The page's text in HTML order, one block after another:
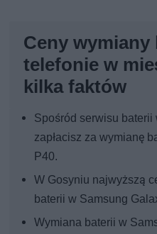
Ceny wymiany
telefonie w
kilka faktów
Spośród serwisu
zapłacisz za wymianę
P40.
W Gosyniu najwyższą
baterii w Samsung
Wymiana baterii w